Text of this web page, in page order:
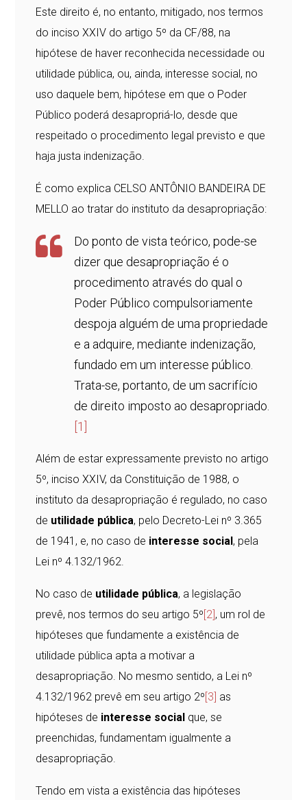
Este direito é, no entanto, mitigado, nos termos
do inciso XXIV do artigo 5º da CF/88, na
hipótese de haver reconhecida necessidade ou
utilidade pública, ou, ainda, interesse social, no
uso daquele bem, hipótese em que o Poder
Público poderá desapropriá-lo, desde que
respeitado o procedimento legal previsto e que
haja justa indenização.
É como explica CELSO ANTÔNIO BANDEIRA DE
MELLO ao tratar do instituto da desapropriação:
Do ponto de vista teórico, pode-se
dizer que desapropriação é o
procedimento através do qual o
Poder Público compulsoriamente
despoja alguém de uma propriedade
e a adquire, mediante indenização,
fundado em um interesse público.
Trata-se, portanto, de um sacrifício
de direito imposto ao desapropriado.
[1]
Além de estar expressamente previsto no artigo
5º, inciso XXIV, da Constituição de 1988, o
instituto da desapropriação é regulado, no caso
de utilidade pública, pelo Decreto-Lei nº 3.365
de 1941, e, no caso de interesse social , pela
Lei nº 4.132/1962.
No caso de utilidade pública, a legislação
prevê, nos termos do seu artigo 5º [2] , um rol de
hipóteses que fundamente a existência de
utilidade pública apta a motivar a
desapropriação. No mesmo sentido, a Lei nº
4.132/1962 prevê em seu artigo 2º [3] as
hipóteses de interesse social que, se
preenchidas, fundamentam igualmente a
desapropriação.
Tendo em vista a existência das hipóteses